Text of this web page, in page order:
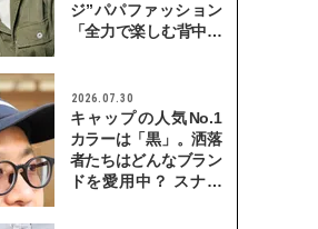
ジ”パパファッション
「全力で楽しむ背中を
2026.07.30
キャップの人気No.1
カラーは「黒」。洒落
者たちはどんなブラン
ドを愛用中？ スナッ